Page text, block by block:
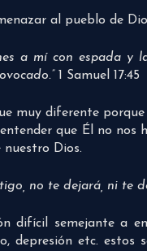
al pueblo de
a mí con espada
1 Samuel 17:45
muy diferente
que Él no nos
nuestro Dios.
no te dejará, ni te
difícil semejante
depresión etc.